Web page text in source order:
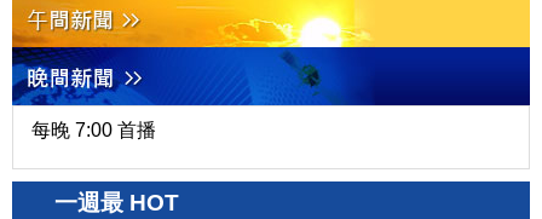
每晚 7:00 首播
一週最 HOT